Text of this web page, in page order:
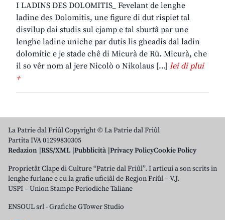
I LADINS DES DOLOMITIS_ Fevelant de lenghe
ladine des Dolomitis, une figure di dut rispiet tal
disvilup dai studis sul cjamp e tal sburtâ par une
lenghe ladine uniche par dutis lis gheadis dal ladin
dolomitic e je stade chê di Micurà de Rü. Micurà, che
il so vêr nom al jere Nicolò o Nikolaus […] lei di plui
+
La Patrie dal Friûl Copyright © La Patrie dal Friûl
Partita IVA 01299830305
Redazion RSS/XML Pubblicità Privacy PolicyCookie Policy
Proprietât Clape di Culture “Patrie dal Friûl”. I articui a son scrits in
lenghe furlane e cu la grafie uficiâl de Regjon Friûl – V.J.
USPI – Union Stampe Periodiche Taliane
ENSOUL srl-Grafiche GTower Studio